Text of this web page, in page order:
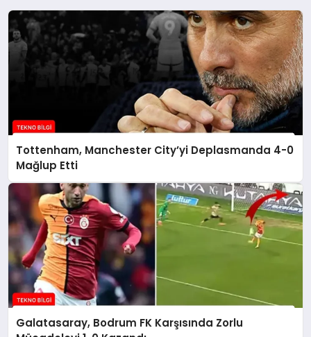
Tottenham, Manchester City’yi Deplasmanda 4-0
Mağlup Etti
Galatasaray, Bodrum FK Karşısında Zorlu